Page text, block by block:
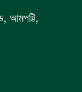
আমপট্টি,